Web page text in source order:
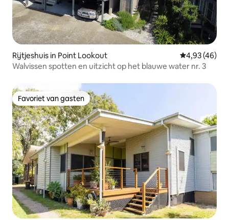
Rijtjeshuis in Point Lookout Gemiddelde
4,93 (46)
Walvissen spotten en uitzicht op het blauwe water nr. 3
Favoriet van gasten
Favoriet van gasten